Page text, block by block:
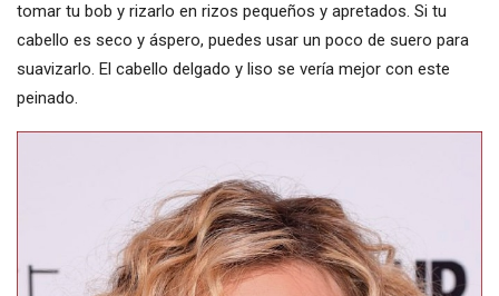
tomar tu bob y rizarlo en rizos pequeños y apretados. Si tu
cabello es seco y áspero, puedes usar un poco de suero para
suavizarlo. El cabello delgado y liso se vería mejor con este
peinado.